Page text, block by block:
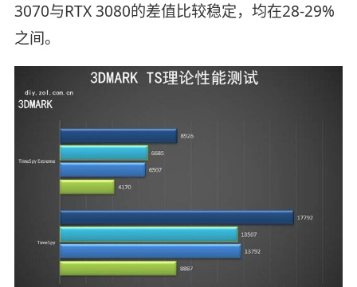
3070与RTX 3080的差值比较稳定，均在28-29%
之间。